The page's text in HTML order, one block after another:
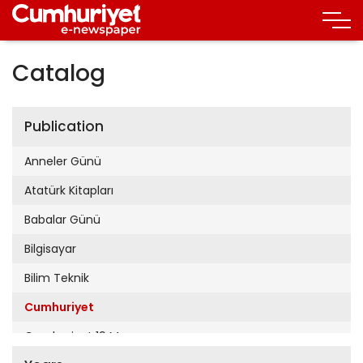
Catalog
Publication
Anneler Günü
Atatürk Kitapları
Babalar Günü
Bilgisayar
Bilim Teknik
Cumhuriyet
Cumhuriyet 19 Mayıs